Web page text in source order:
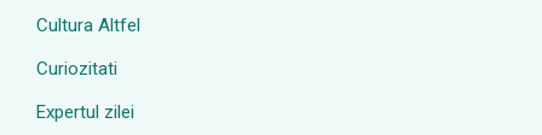
Cultura Altfel
Curiozitati
Expertul zilei